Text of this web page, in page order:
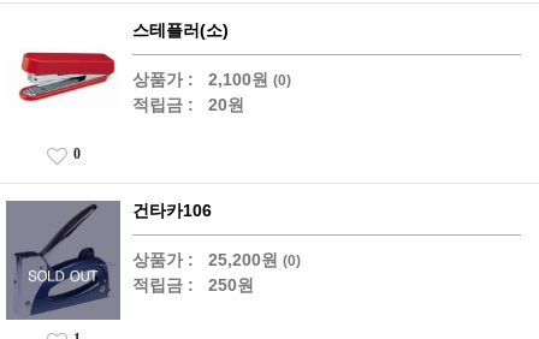
스테플러(소)
상품가 : 2,100원 (0)
적립금 : 20원
0
건타카106
상품가 : 25,200원 (0)
적립금 : 250원